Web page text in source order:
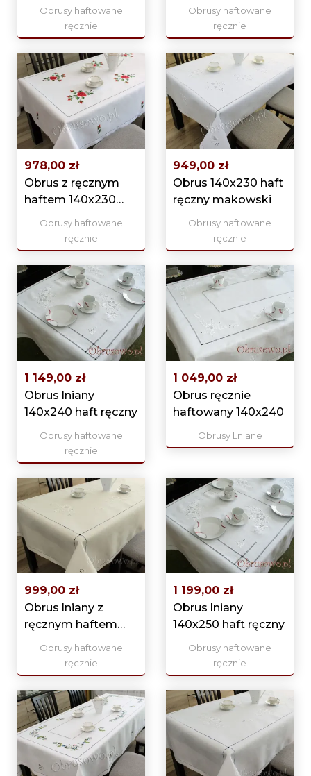
140x225 ekri
Obrusy haftowane
ręcznie
140x230
Obrusy haftowane
ręcznie
978,00 zł
Obrus z ręcznym
haftem 140x230
"Czerwone róże"
Obrusy haftowane
ręcznie
949,00 zł
Obrus 140x230 haft
ręczny makowski
Obrusy haftowane
ręcznie
1 149,00 zł
Obrus lniany
140x240 haft ręczny
Obrusy haftowane
ręcznie
1 049,00 zł
Obrus ręcznie
haftowany 140x240
Obrusy Lniane
999,00 zł
Obrus lniany z
ręcznym haftem
makowskim
140x245
Obrusy haftowane
ręcznie
1 199,00 zł
Obrus lniany
140x250 haft ręczny
Obrusy haftowane
ręcznie